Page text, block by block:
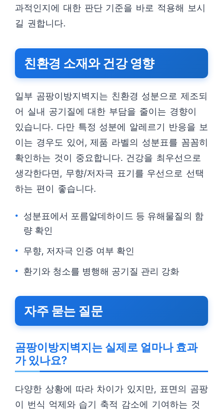
과적인지에 대한 판단 기준을 바로 적용해 보시
길 권합니다.
친환경 소재와 건강 영향
일부 곰팡이방지벽지는 친환경 성분으로 제조되
어 실내 공기질에 대한 부담을 줄이는 경향이
있습니다. 다만 특정 성분에 알레르기 반응을 보
이는 경우도 있어, 제품 라벨의 성분표를 꼼꼼히
확인하는 것이 중요합니다. 건강을 최우선으로
생각한다면, 무향/저자극 표기를 우선으로 선택
하는 편이 좋습니다.
성분표에서 포름알데하이드 등 유해물질의 함
량 확인
무향, 저자극 인증 여부 확인
환기와 청소를 병행해 공기질 관리 강화
자주 묻는 질문
곰팡이방지벽지는 실제로 얼마나 효과
가 있나요?
다양한 상황에 따라 차이가 있지만, 표면의 곰팡
이 번식 억제와 습기 축적 감소에 기여하는 것